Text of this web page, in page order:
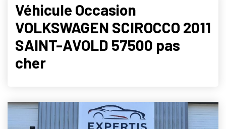
Véhicule Occasion
VOLKSWAGEN SCIROCCO 2011
SAINT-AVOLD 57500 pas
cher